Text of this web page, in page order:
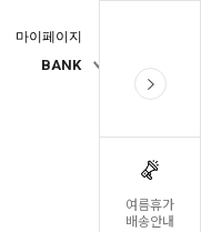
여름휴가
배송안내
마이페이지
BANK